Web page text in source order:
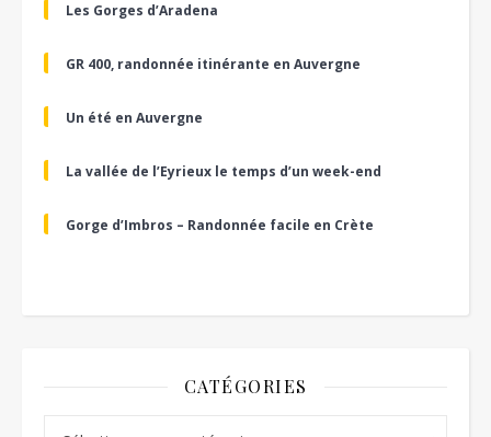
Les Gorges d’Aradena
GR 400, randonnée itinérante en Auvergne
Un été en Auvergne
La vallée de l’Eyrieux le temps d’un week-end
Gorge d’Imbros – Randonnée facile en Crète
CATÉGORIES